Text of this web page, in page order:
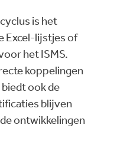
is het
Excel-lijstjes of
het ISMS.
koppelingen
ook de
blijven
ontwikkelingen